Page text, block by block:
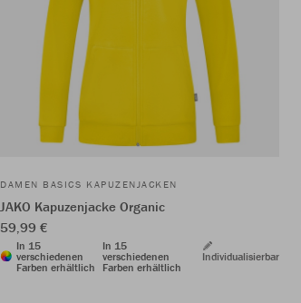
DAMEN BASICS KAPUZENJACKEN
JAKO Kapuzenjacke Organic
59,99 €
In 15
verschiedenen
Farben erhältlich
In 15
verschiedenen
Farben erhältlich
Individualisierbar